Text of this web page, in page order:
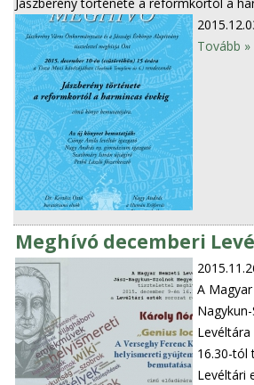
Tovább »
Meghívó decemberi
A
16.30-tól
Levéltári